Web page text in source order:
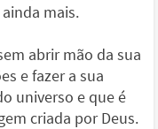
mais.
abrir mão da sua
e fazer a sua
universo e que é
criada por Deus.